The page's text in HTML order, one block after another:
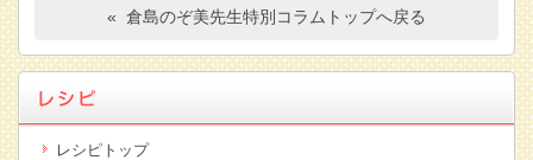
« 倉島のぞ美先生特別コラム トップへ戻る
レシピトップ